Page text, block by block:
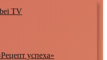
TV
успеха»